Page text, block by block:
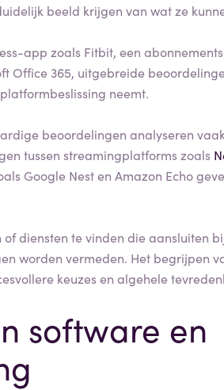
beeld krijgen van wat ze
app zoals Fitbit, een
Office 365, uitgebreide
neemt.
beoordelingen analyseren
tussen streamingplatforms zoals
Google Nest en Amazon Echo
diensten te vinden die aansluiten
worden vermeden. Het begrijpen
keuzes en algehele
software en